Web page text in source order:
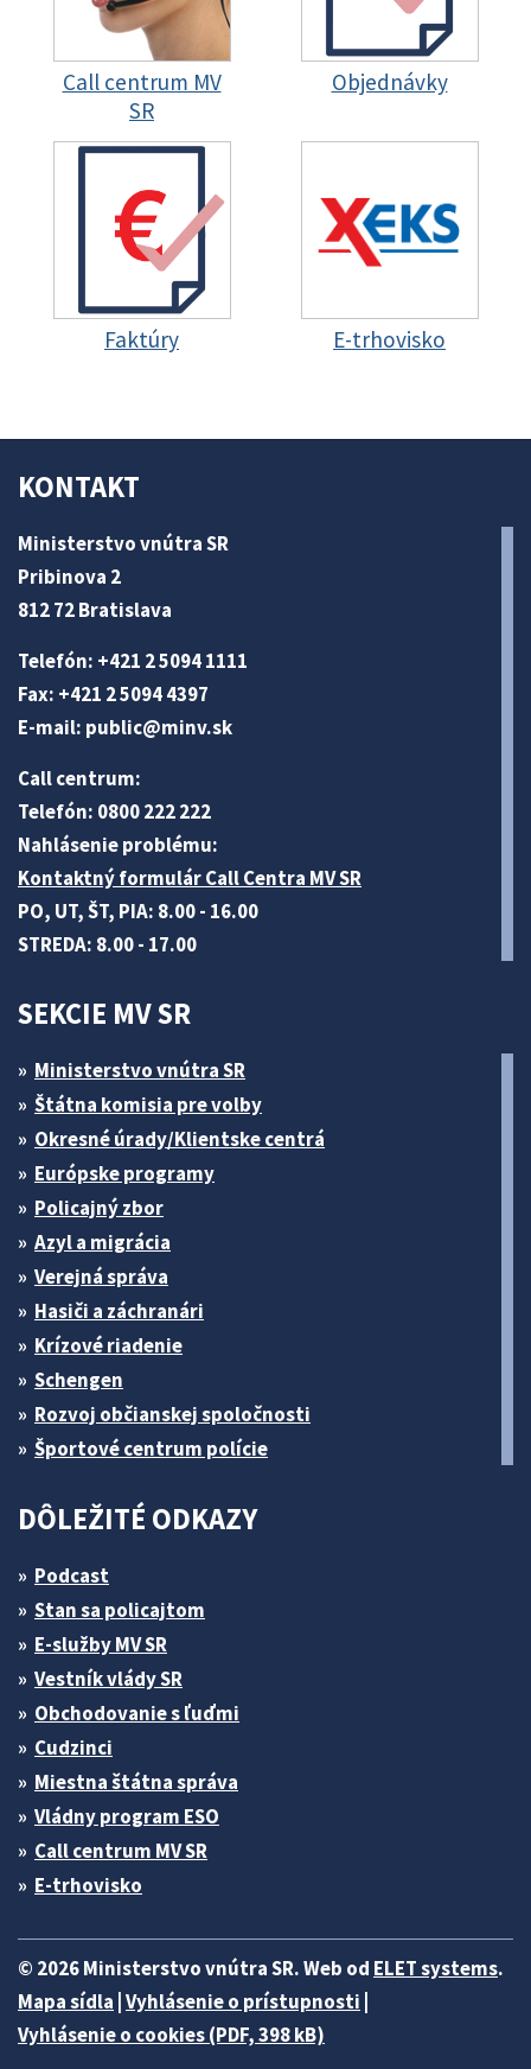
Call centrum MV
SR
Objednávky
Faktúry E-trhovisko
KONTAKT
Ministerstvo vnútra SR
Pribinova 2
812 72 Bratislava
Telefón: +421 2 5094 1111
Fax: +421 2 5094 4397
E-mail: public@minv.sk
Call centrum:
Telefón: 0800 222 222
Nahlásenie problému:
Kontaktný formulár Call Centra MV SR
PO, UT, ŠT, PIA: 8.00 - 16.00
STREDA: 8.00 - 17.00
SEKCIE MV SR
Ministerstvo vnútra SR
Štátna komisia pre volby
Okresné úrady/Klientske centrá
Európske programy
Policajný zbor
Azyl a migrácia
Verejná správa
Hasiči a záchranári
Krízové riadenie
Schengen
Rozvoj občianskej spoločnosti
Športové centrum polície
DÔLEŽITÉ ODKAZY
Podcast
Stan sa policajtom
E-služby MV SR
Vestník vlády SR
Obchodovanie s ľuďmi
Cudzinci
Miestna štátna správa
Vládny program ESO
Call centrum MV SR
E-trhovisko
© 2026 Ministerstvo vnútra SR. Web od ELET systems.
Mapa sídla Vyhlásenie o prístupnosti
Vyhlásenie o cookies (PDF, 398 kB)